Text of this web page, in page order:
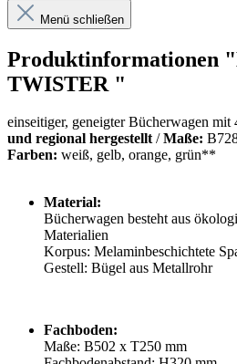
Menü schließen
Produktinformationen
TWISTER "
einseitiger, geneigter Bücherwagen mit
und regional hergestellt/Maße:
Farben: weiß, gelb, orange, grün**
Material:
Bücherwagen besteht aus
Materialien
Korpus: Melaminbeschichtete
Gestell: Bügel aus Metallrohr
Fachboden:
Maße: B502 x T250 mm